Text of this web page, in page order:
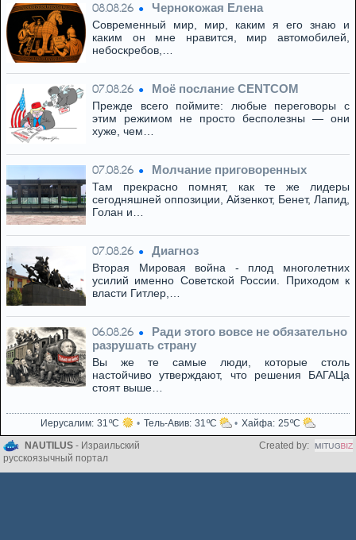
08.08.26 Чернокожая Елена
Современный мир, мир, каким я его знаю и
каким он мне нравится, мир автомобилей,
небоскребов,…
07.08.26 Моё послание CENTCOM
Прежде всего поймите: любые переговоры с
этим режимом не просто бесполезны — они
хуже, чем…
07.08.26 Молчание приговоренных
Там прекрасно помнят, как те же лидеры
сегодняшней оппозиции, Айзенкот, Бенет, Лапид,
Голан и…
07.08.26 Диагноз
Вторая Мировая война - плод многолетних
усилий именно Советской России. Приходом к
власти Гитлер,…
06.08.26
Ради этого вовсе не обязательно
разрушать страну
Вы же те самые люди, которые столь
настойчиво утверждают, что решения БАГАЦа
стоят выше…
Иерусалим 31 Тель-Авив 31 Хайфа 25
NAUTILUS - Израильский
русскоязычный портал
Created by: